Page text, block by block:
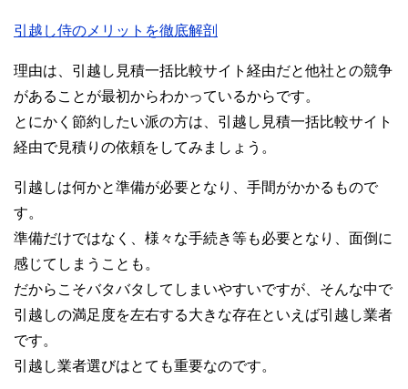
引越し侍のメリットを徹底解剖
理由は、引越し見積一括比較サイト経由だと他社との競争
があることが最初からわかっているからです。
とにかく節約したい派の方は、引越し見積一括比較サイト
経由で見積りの依頼をしてみましょう。
引越しは何かと準備が必要となり、手間がかかるもので
す。
準備だけではなく、様々な手続き等も必要となり、面倒に
感じてしまうことも。
だからこそバタバタしてしまいやすいですが、そんな中で
引越しの満足度を左右する大きな存在といえば引越し業者
です。
引越し業者選びはとても重要なのです。